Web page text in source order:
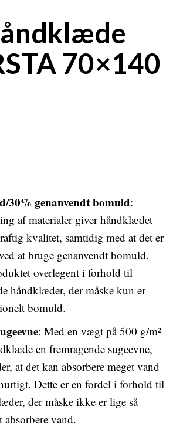
70×140
30% genanvendt bomuld:
af materialer giver håndklædet
kvalitet, samtidig med at det er
at bruge genanvendt bomuld.
overlegent i forhold til
håndklæder, der måske kun er
bomuld.
: Med en vægt på 500 g/m²
en fremragende sugeevne,
at det kan absorbere meget vand
Dette er en fordel i forhold til
der måske ikke er lige så
vand.